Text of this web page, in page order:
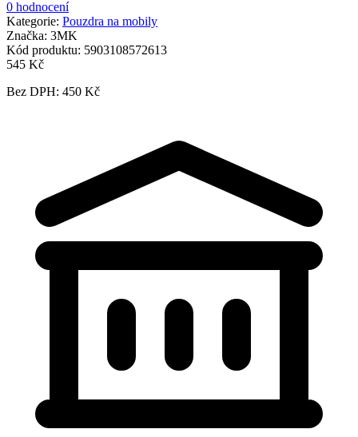
0 hodnocení
Kategorie: Pouzdra na mobily
Značka: 3MK
Kód produktu: 5903108572613
545 Kč
Bez DPH: 450 Kč